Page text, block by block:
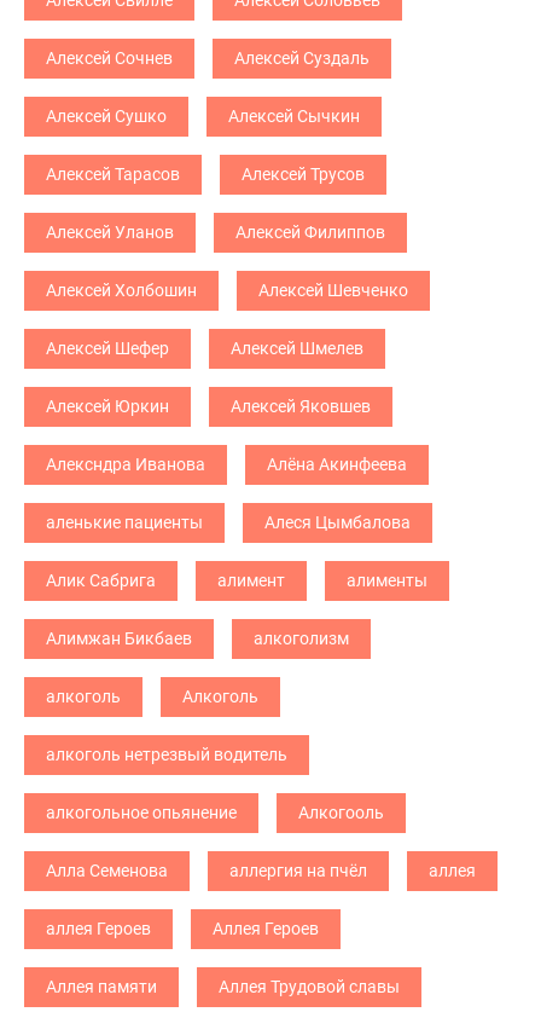
Алексей Сочнев Алексей Суздаль
Алексей Сушко Алексей Сычкин
Алексей Тарасов Алексей Трусов
Алексей Уланов Алексей Филиппов
Алексей Холбошин Алексей Шевченко
Алексей Шефер Алексей Шмелев
Алексей Юркин Алексей Яковшев
Алексндра Иванова Алёна Акинфеева
аленькие пациенты Алеся Цымбалова
Алик Сабрига алимент алименты
Алимжан Бикбаев алкоголизм
алкоголь Алкоголь
алкоголь нетрезвый водитель
алкогольное опьянение Алкогооль
Алла Семенова аллергия на пчёл аллея
аллея Героев Аллея Героев
Аллея памяти Аллея Трудовой славы